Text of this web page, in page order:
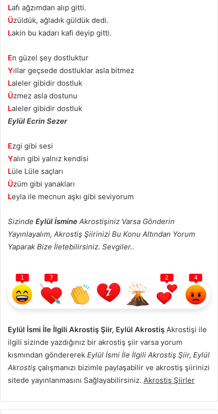
Lafı ağzımdan alıp gitti.
Üzüldük, ağladık güldük dedi.
Lakin bu kadarı kafi deyip gitti.
En güzel şey dostluktur
Yıllar geçsede dostluklar asla bitmez
Laleler gibidir dostluk
Üzmez asla dostunu
Laleler gibidir dostluk
Eylül Ecrin Sezer
Ezgi gibi sesi
Yalın gibi yalnız kendisi
Lüle Lüle saçları
Üzüm gibi yanakları
Leyla ile mecnun aşkı gibi seviyorum
Sizinde Eylül İsmine Akrostişiniz Varsa Gönderin
Yayınlayalım, Akrostiş Şiirinizi Bu Konu Altından Yorum
Yaparak Bize İletebilirsiniz. Sevgiler..
1 7 2 4
Eylül İsmi İle İlgili Akrostiş Şiir, Eylül Akrostiş Akrostişi ile
ilgili sizinde yazdığınız bir akrostiş şiir varsa yorum
kısmından göndererek Eylül İsmi İle İlgili Akrostiş Şiir, Eylül
Akrostiş çalışmanızı bizimle paylaşabilir ve akrostiş şiirinizi
sitede yayınlanmasını Sağlayabilirsiniz. Akrostiş Şiirler